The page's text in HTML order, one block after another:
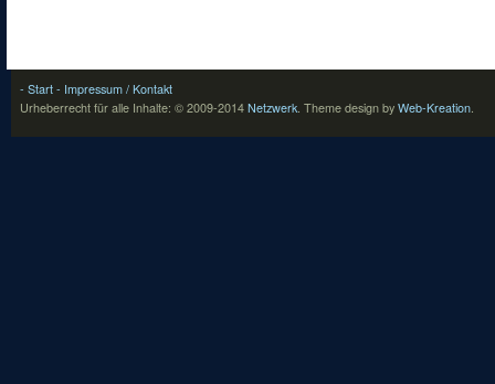
- Start - Impressum / Kontakt
Urheberrecht für alle Inhalte: © 2009-2014 Netzwerk. Theme design by Web-Kreation.